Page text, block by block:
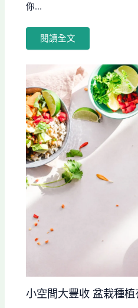
你...
閱讀全文
小空間大豐收 盆栽種